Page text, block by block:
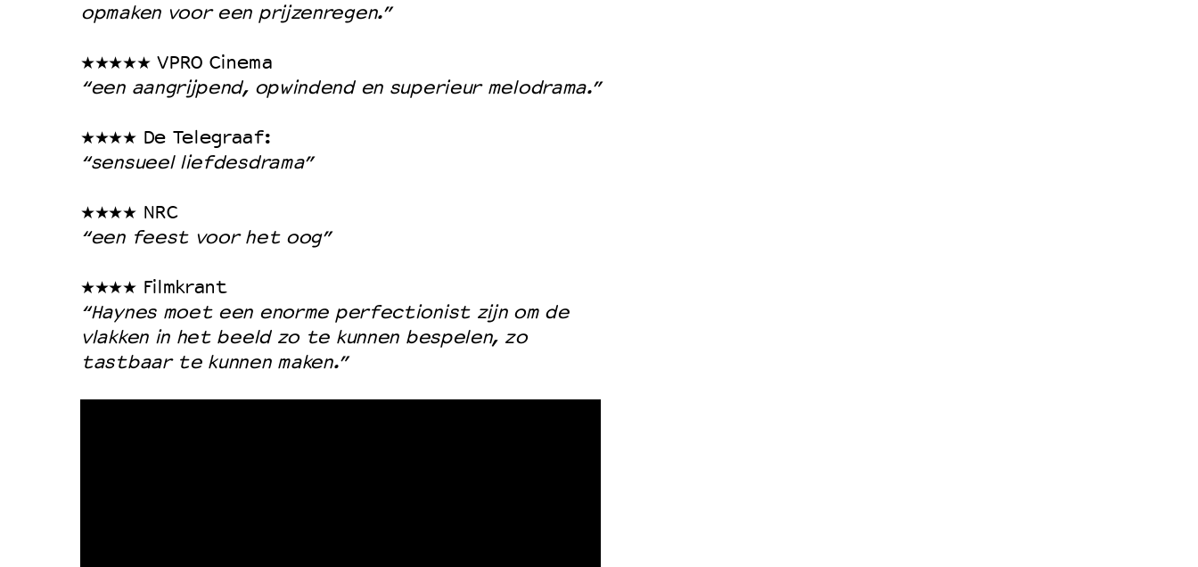
opmaken voor een prijzenregen.”
★★★★★ VPRO Cinema
“een aangrijpend, opwindend en superieur melodrama.”
★★★★ De Telegraaf:
“sensueel liefdesdrama”
★★★★ NRC
“een feest voor het oog”
★★★★ Filmkrant
“Haynes moet een enorme perfectionist zijn om de
vlakken in het beeld zo te kunnen bespelen, zo
tastbaar te kunnen maken.”